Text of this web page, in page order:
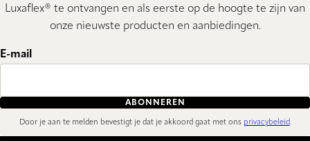
Luxaflex® te ontvangen en als eerste op de hoogte te zijn van
onze nieuwste producten en aanbiedingen.
E-mail
ABONNEREN
Door je aan te melden bevestigt je dat je akkoord gaat met ons privacybeleid.